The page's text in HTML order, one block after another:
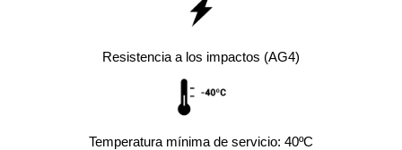
Resistencia a los impactos (AG4)
Temperatura mínima de servicio: 40ºC